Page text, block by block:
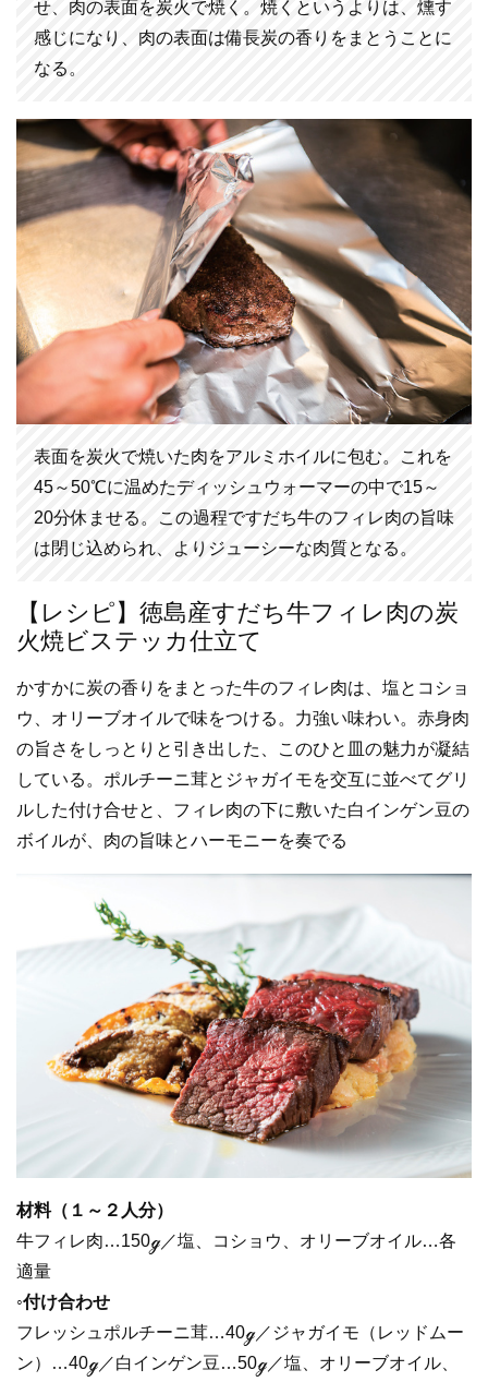
せ、肉の表面を炭火で焼く。焼くというよりは、燻す
感じになり、肉の表面は備長炭の香りをまとうことに
なる。
表面を炭火で焼いた肉をアルミホイルに包む。これを
45～50℃に温めたディッシュウォーマーの中で15～
20分休ませる。この過程ですだち牛のフィレ肉の旨味
は閉じ込められ、よりジューシーな肉質となる。
【レシピ】徳島産すだち牛フィレ肉の炭
火焼ビステッカ仕立て
かすかに炭の香りをまとった牛のフィレ肉は、塩とコショ
ウ、オリーブオイルで味をつける。力強い味わい。赤身肉
の旨さをしっとりと引き出した、このひと皿の魅力が凝結
している。ポルチーニ茸とジャガイモを交互に並べてグリ
ルした付け合せと、フィレ肉の下に敷いた白インゲン豆の
ボイルが、肉の旨味とハーモニーを奏でる
材料（１～２人分）
牛フィレ肉…150ℊ／塩、コショウ、オリーブオイル…各
適量
◦付け合わせ
フレッシュポルチーニ茸…40ℊ／ジャガイモ（レッドムー
ン）…40ℊ／白インゲン豆…50ℊ／塩、オリーブオイル、